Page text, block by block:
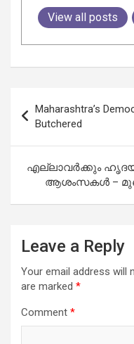
View all posts
navigation
Maharashtra’s
Butchered
എല്ലാവർക്കും
ആശംസകൾ –
Leave a Reply
Your email address will
are marked *
Comment *